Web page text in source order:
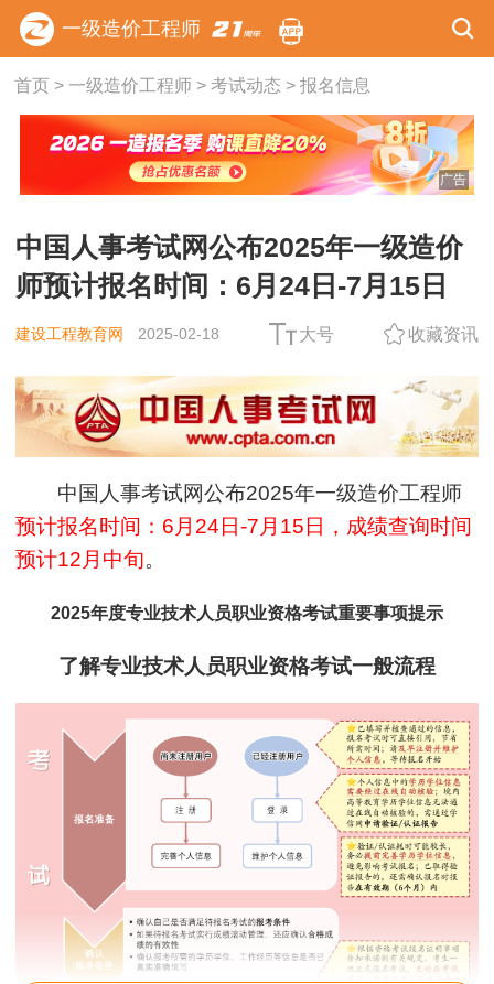
一级造价工程师
首页> 一级造价工程师> 考试动态 > 报名信息
广告
中国人事考试网公布2025年一级造价
师预计报名时间：6月24日-7月15日
建设工程教育网 2025-02-18 大号 收藏资讯
中国人事考试网公布2025年一级造价工程师
预计报名时间：6月24日-7月15日，成绩查询时间
预计12月中旬。
2025年度专业技术人员职业资格考试重要事项提示
了解专业技术人员职业资格考试一般流程